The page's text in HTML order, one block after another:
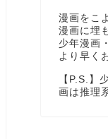
漫画をこ
漫画に埋
少年漫画
より早く
【P.S.】
画は推理